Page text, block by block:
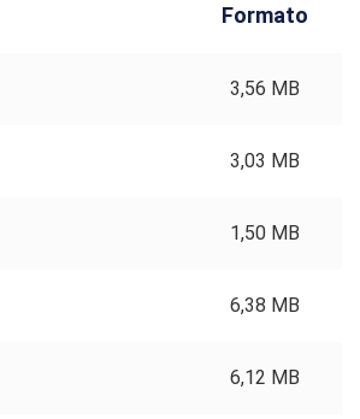
Formato
3,56 MB
3,03 MB
1,50 MB
6,38 MB
6,12 MB